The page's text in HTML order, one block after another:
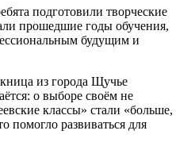
подготовили творческие
прошедшие годы обучения,
будущим и
из города Щучье
о выборе своём не
классы» стали «больше,
помогло развиваться для